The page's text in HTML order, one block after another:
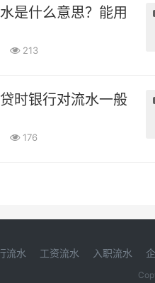
是什么意思？能用银
213
时银行对流水一般有什
176
流水 工资流水 入职流水